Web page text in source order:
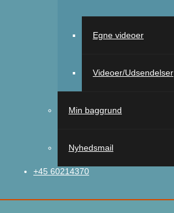
Egne videoer
Videoer/Udsendelser
Min baggrund
Nyhedsmail
+45 60214370